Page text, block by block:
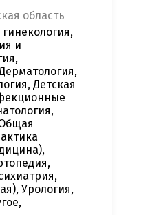
область
и
Детская
Урология,